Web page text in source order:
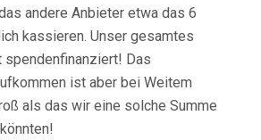
andere Anbieter etwa das 6
kassieren. Unser gesamtes
spendenfinanziert! Das
ist aber bei Weitem
als das wir eine solche Summe